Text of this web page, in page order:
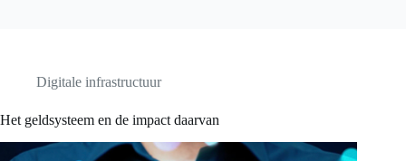
Digitale infrastructuur
Het geldsysteem en de impact daarvan